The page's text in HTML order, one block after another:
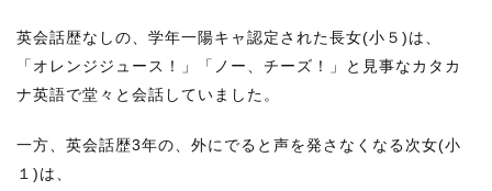
英会話歴なしの、学年一陽キャ認定された長女(小５)は、
「オレンジジュース！」「ノー、チーズ！」と見事なカタカ
ナ英語で堂々と会話していました。
一方、英会話歴3年の、外にでると声を発さなくなる次女(小
１)は、